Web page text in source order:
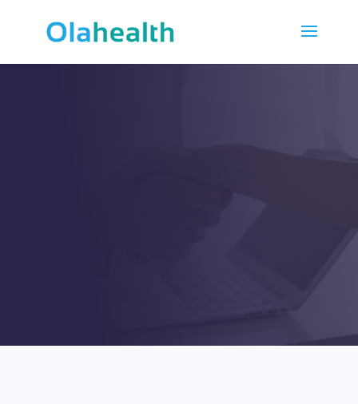
Esforce-se para alcançar